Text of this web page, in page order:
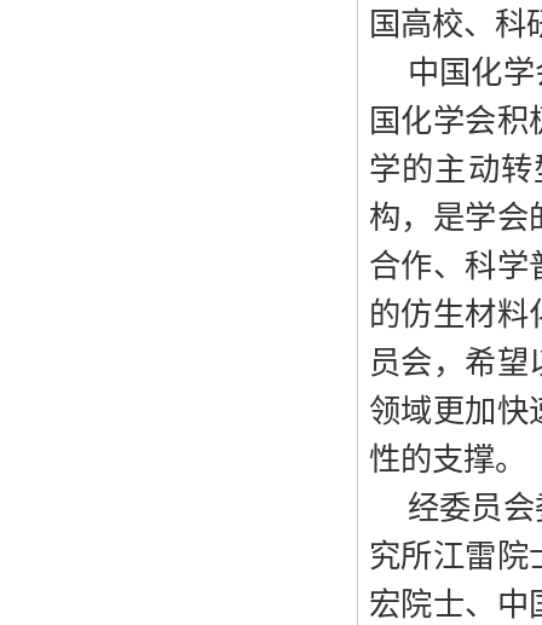
国高校、科
中国化
国化学会
学的主动
构，是学会
合作、科学
的仿生材料
员会，希
领域更加快
性的支撑。
经委员
究所江雷院
宏院士、中